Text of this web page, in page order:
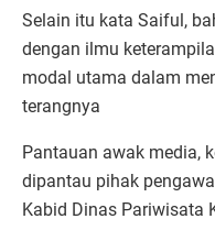
Selain itu kata Saiful,
dengan ilmu
modal utama dalam
terangnya
Pantauan awak media,
dipantau pihak
Kabid Dinas Pariwisata